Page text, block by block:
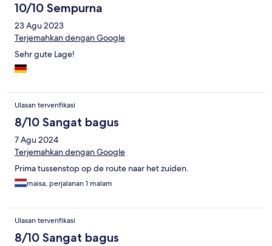
10/10 Sempurna
23 Agu 2023
Terjemahkan dengan Google
Sehr gute Lage!
Ulasan terverifikasi
8/10 Sangat bagus
7 Agu 2024
Terjemahkan dengan Google
Prima tussenstop op de route naar het zuiden.
maisa, perjalanan 1 malam
Ulasan terverifikasi
8/10 Sangat bagus